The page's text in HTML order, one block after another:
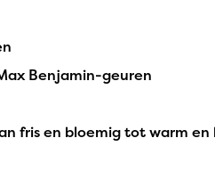
Benjamin-geuren
fris en bloemig tot warm